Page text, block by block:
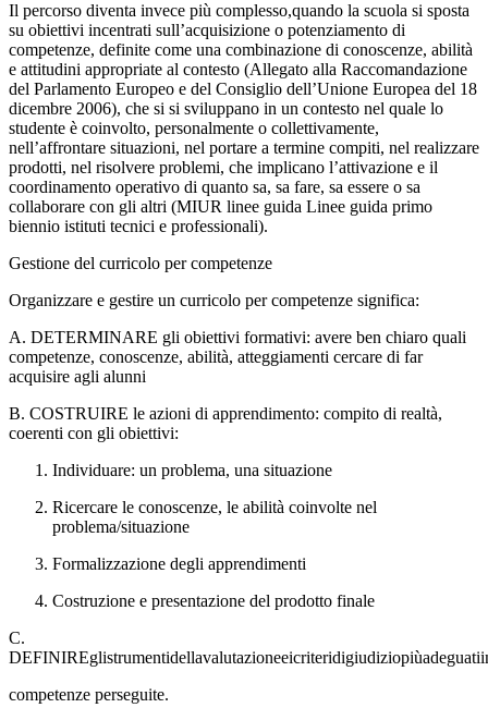
Il percorso diventa invece più complesso,quando la scuola si sposta
su obiettivi incentrati sull’acquisizione o potenziamento di
competenze, definite come una combinazione di conoscenze, abilità
e attitudini appropriate al contesto (Allegato alla Raccomandazione
del Parlamento Europeo e del Consiglio dell’Unione Europea del 18
dicembre 2006), che si si sviluppano in un contesto nel quale lo
studente è coinvolto, personalmente o collettivamente,
nell’affrontare situazioni, nel portare a termine compiti, nel realizzare
prodotti, nel risolvere problemi, che implicano l’attivazione e il
coordinamento operativo di quanto sa, sa fare, sa essere o sa
collaborare con gli altri (MIUR linee guida Linee guida primo
biennio istituti tecnici e professionali).
Gestione del curricolo per competenze
Organizzare e gestire un curricolo per competenze significa:
A. DETERMINARE gli obiettivi formativi: avere ben chiaro quali
competenze, conoscenze, abilità, atteggiamenti cercare di far
acquisire agli alunni
B. COSTRUIRE le azioni di apprendimento: compito di realtà,
coerenti con gli obiettivi:
Individuare: un problema, una situazione
Ricercare le conoscenze, le abilità coinvolte nel
problema/situazione
Formalizzazione degli apprendimenti
Costruzione e presentazione del prodotto finale
C.
competenze perseguite.